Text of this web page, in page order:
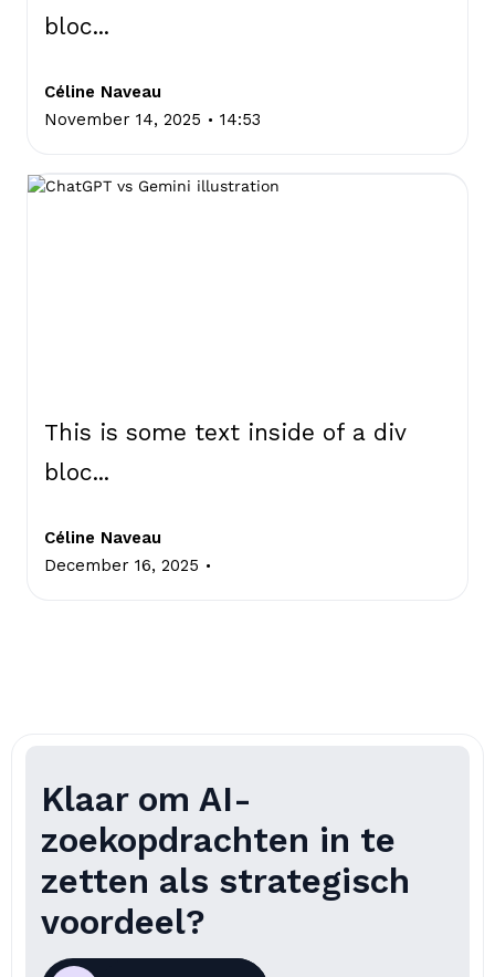
bloc...
Céline Naveau
November 14, 2025 . 14:53
This is some text inside of a div
bloc...
Céline Naveau
December 16, 2025 .
Klaar om AI-
zoekopdrachten in te
zetten als strategisch
voordeel?